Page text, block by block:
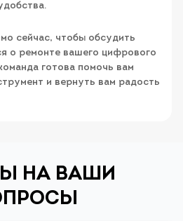
сейчас, чтобы обсудить
о ремонте вашего цифрового
готова помочь вам
и вернуть вам радость
НА ВАШИ